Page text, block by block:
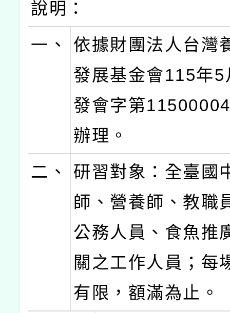
說明：
一、
依據財團法人台灣
發展基金會115年
發會字第
辦理。
二、
研習對象：全臺國
師、營養師、教職
公務人員、食魚推
關之工作人員；每
有限，額滿為止。